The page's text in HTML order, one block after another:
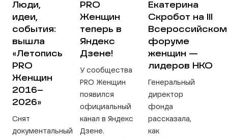
Люди,
идеи,
события:
вышла
«Летопись
PRO
Женщин
2016–
2026»
Снят
документальный
PRO
Женщин
теперь в
Яндекс
Дзене!
У сообщества
PRO Женщин
появился
официальный
канал в Яндекс
Дзене.
Екатерина
Скробот на III
Всероссийском
форуме
женщин —
лидеров НКО
Генеральный
директор
фонда
рассказала,
как